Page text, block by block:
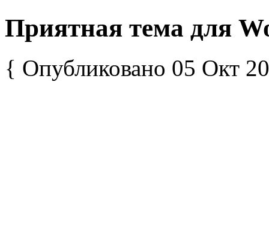
Приятная тема для
{ Опубликовано 05 Окт